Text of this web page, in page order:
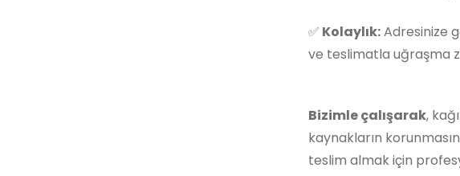
✅ Kolaylık:Adresinize
ve teslimatla uğraşma
Bizimle çalışarak,
kaynakların
teslim almak için